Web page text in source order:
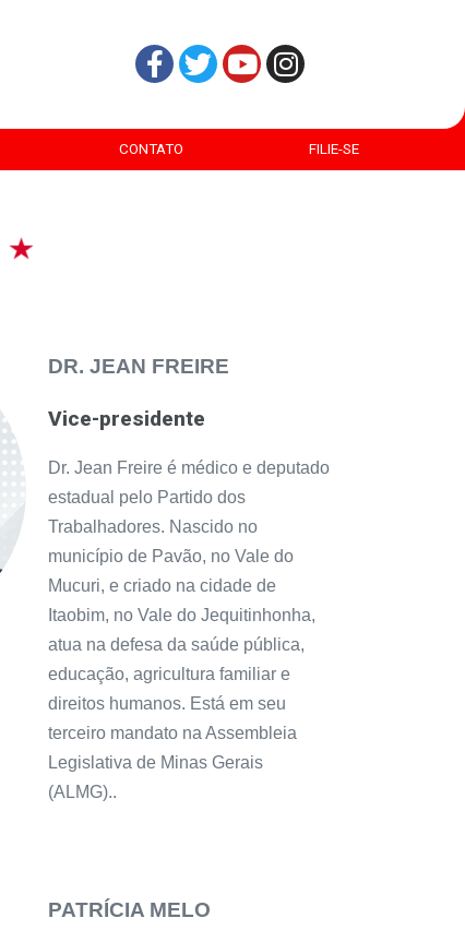
CONTATO FILIE-SE
DR. JEAN FREIRE
Vice-presidente
Dr. Jean Freire é médico e deputado
estadual pelo Partido dos
Trabalhadores. Nascido no
município de Pavão, no Vale do
Mucuri, e criado na cidade de
Itaobim, no Vale do Jequitinhonha,
atua na defesa da saúde pública,
educação, agricultura familiar e
direitos humanos. Está em seu
terceiro mandato na Assembleia
Legislativa de Minas Gerais
(ALMG)..
PATRÍCIA MELO